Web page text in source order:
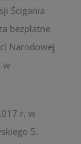
Ścigania
bezpłatne
Narodowej
w
r. w
5.